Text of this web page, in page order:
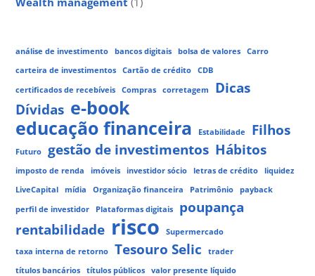
análise de investimento bancos digitais bolsa de valores
Carro
carteira de investimentos
Cartão de crédito
CDB
certificados de recebíveis
Compras corretagem
Dicas
Dívidas e-book
educação financeira
Estabilidade Filhos
Futuro gestão de investimentos Hábitos
imposto de renda imóveis investidor sócio letras de crédito
liquidez
LiveCapital
mídia Organização financeira Patrimônio
payback
perfil de investidor
Plataformas digitais
poupança
rentabilidade risco
Supermercado
taxa interna de retorno
Tesouro Selic
trader
títulos bancários
títulos públicos valor presente líquido